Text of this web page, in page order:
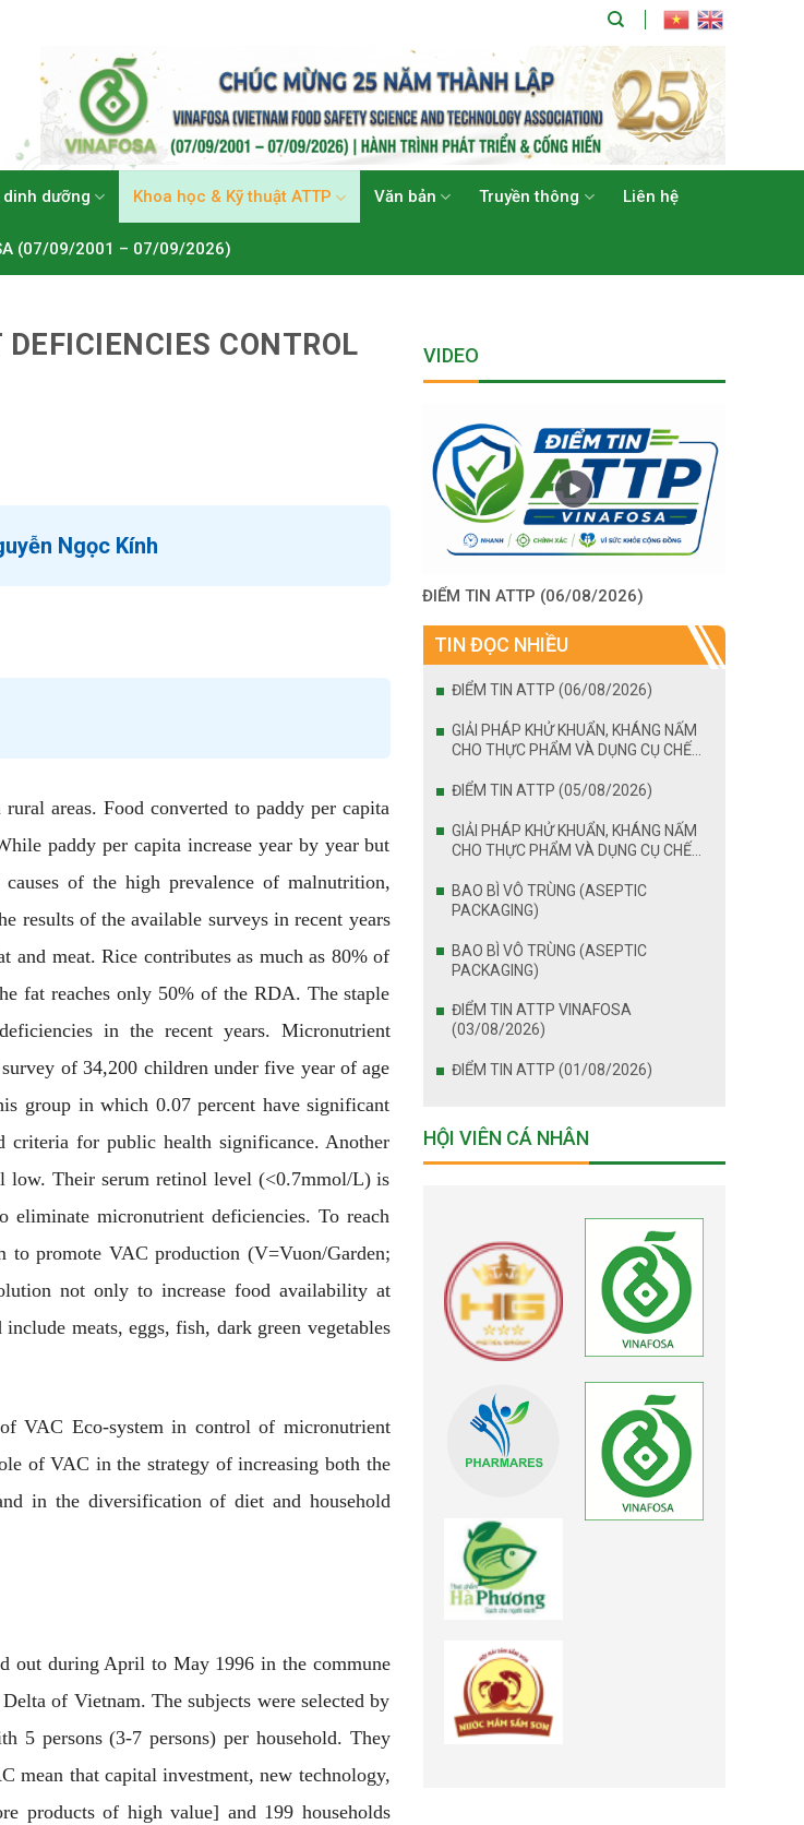
dinh dưỡng Khoa học & Kỹ thuật ATTP Văn bản Truyền thông Liên hệ
(07/09/2001 – 07/09/2026)
CONTROL
Ngọc Kính
areas. Food converted to paddy per capita
paddy per capita increase year by year but
of the high prevalence of malnutrition,
results of the available surveys in recent years
and meat. Rice contributes as much as 80% of
fat reaches only 50% of the RDA. The staple
in the recent years. Micronutrient
of 34,200 children under five year of age
group in which 0.07 percent have significant
criteria for public health significance. Another
low. Their serum retinol level (<0.7mmol/L) is
eliminate micronutrient deficiencies. To reach
to promote VAC production (V=Vuon/Garden;
not only to increase food availability at
meats, eggs, fish, dark green vegetables
VAC Eco-system in control of micronutrient
of VAC in the strategy of increasing both the
in the diversification of diet and household
out during April to May 1996 in the commune
of Vietnam. The subjects were selected by
5 persons (3-7 persons) per household. They
mean that capital investment, new technology,
products of high value] and 199 households
VIDEO
ĐIỂM TIN ATTP (06/08/2026)
TIN ĐỌC NHIỀU
ĐIỂM TIN ATTP (06/08/2026)
GIẢI PHÁP KHỬ KHUẨN, KHÁNG NẤM
CHO THỰC PHẨM VÀ DỤNG CỤ CHẾ
ĐIỂM TIN ATTP (05/08/2026)
GIẢI PHÁP KHỬ KHUẨN, KHÁNG NẤM
CHO THỰC PHẨM VÀ DỤNG CỤ CHẾ
BAO BÌ VÔ TRÙNG (ASEPTIC
PACKAGING)
BAO BÌ VÔ TRÙNG (ASEPTIC
PACKAGING)
ĐIỂM TIN ATTP VINAFOSA
(03/08/2026)
ĐIỂM TIN ATTP (01/08/2026)
HỘI VIÊN CÁ NHÂN